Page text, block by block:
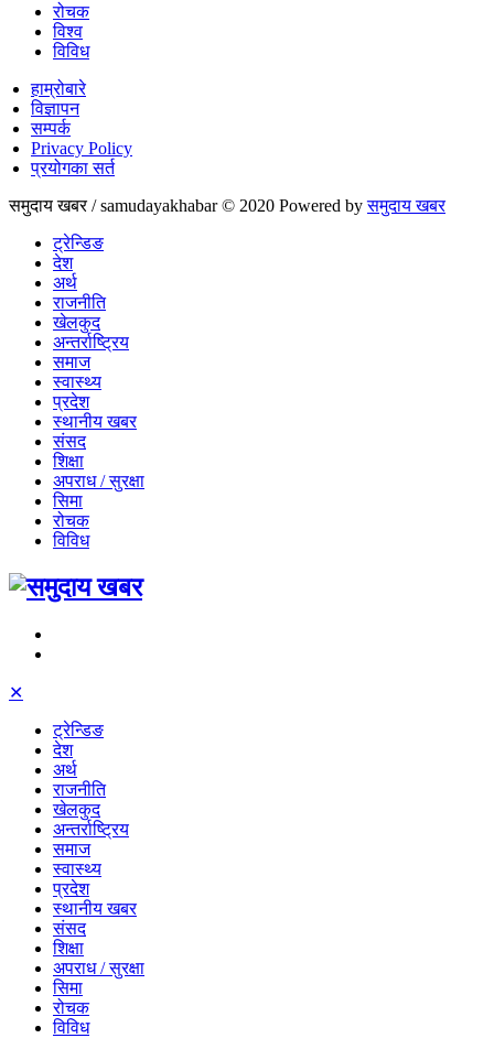
रोचक
विश्व
विविध
हाम्रोबारे
विज्ञापन
सम्पर्क
Privacy Policy
प्रयोगका सर्त
समुदाय खबर / samudayakhabar © 2020 Powered byसमुदाय खबर
ट्रेन्डिङ
देश
अर्थ
राजनीति
खेलकुद
अन्तर्राष्ट्रिय
समाज
स्वास्थ्य
प्रदेश
स्थानीय खबर
संसद
शिक्षा
अपराध / सुरक्षा
सिमा
रोचक
विविध
✕
ट्रेन्डिङ
देश
अर्थ
राजनीति
खेलकुद
अन्तर्राष्ट्रिय
समाज
स्वास्थ्य
प्रदेश
स्थानीय खबर
संसद
शिक्षा
अपराध / सुरक्षा
सिमा
रोचक
विविध